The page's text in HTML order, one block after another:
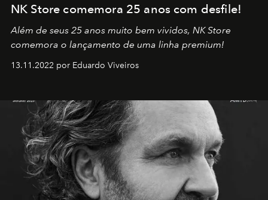
NK Store comemora 25 anos com desfile!
Além de seus 25 anos muito bem vividos, NK Store
comemora o lançamento de uma linha premium!
13.11.2022 por Eduardo Viveiros